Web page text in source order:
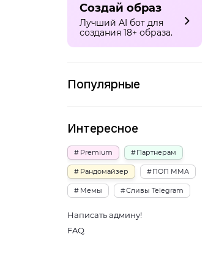
Создай образ
Лучший AI бот для
создания 18+ образа.
Популярные
Интересное
Premium Партнерам
Рандомайзер ПОП ММА
Мемы Сливы Telegram
Написать админу!
FAQ